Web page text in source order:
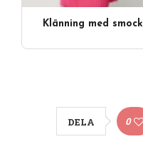
Klänning med smock
DELA 0